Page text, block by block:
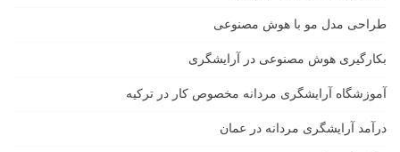
طراحی مدل مو با هوش مصنوعی
بکارگیری هوش مصنوعی در آرایشگری
آموزشگاه آرایشگری مردانه مخصوص کار در ترکیه
درآمد آرایشگری مردانه در عمان